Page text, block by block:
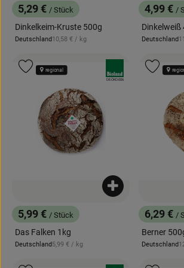
, Preis:
5,29 € / Stück
Dinkelkeim-Kruste 500g
, Herkunft:
Deutschland, Referenzpreis:
10,58 € / kg
, Preis:
4,99 € /
Dinkelweiß
, Herkunft:
Deutschland,
, Preis:
5,99 € / Stück
Das Falken 1kg
, Herkunft:
Deutschland, Referenzpreis:
5,99 € / kg
Produkt zum
, Kontrollstelle:
DE-ÖKO-006
regional
Produkt zu Favouriten hinzufügen
, Preis:
6,29 € /
Berner
, Herkunft:
Deutschland,